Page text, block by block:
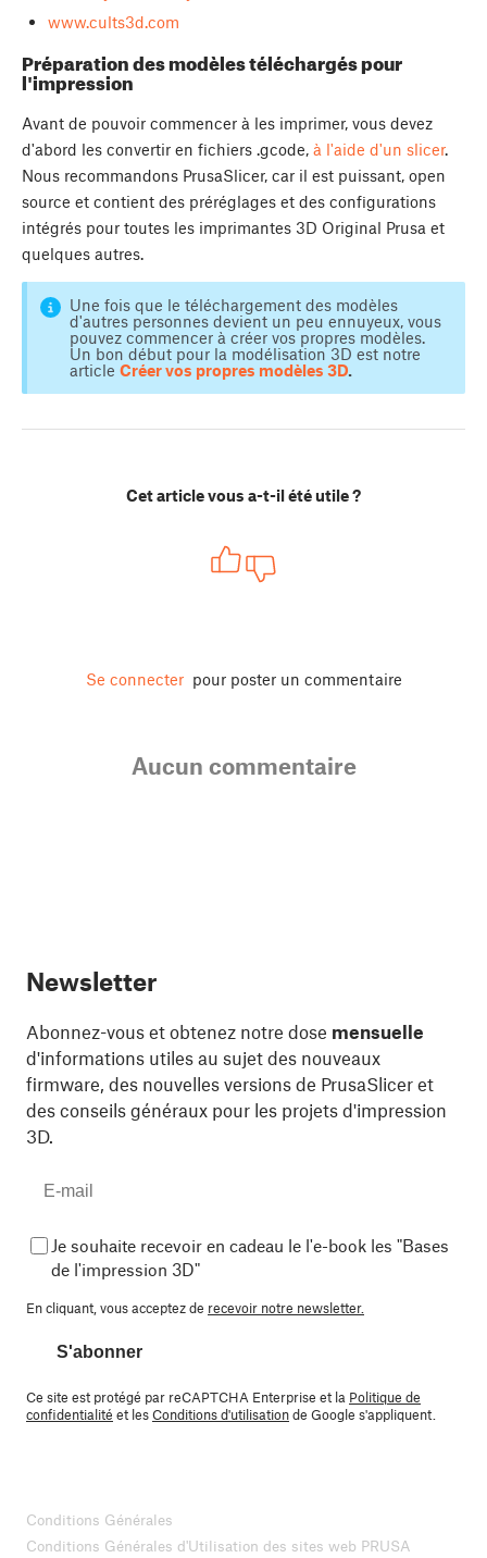
www.cults3d.com
Préparation des modèles téléchargés pour
l'impression
Avant de pouvoir commencer à les imprimer, vous devez
d'abord les convertir en fichiers .gcode, à l'aide d'un slicer.
Nous recommandons PrusaSlicer, car il est puissant, open
source et contient des préréglages et des configurations
intégrés pour toutes les imprimantes 3D Original Prusa et
quelques autres.
Une fois que le téléchargement des modèles
d'autres personnes devient un peu ennuyeux, vous
pouvez commencer à créer vos propres modèles.
Un bon début pour la modélisation 3D est notre
article Créer vos propres modèles 3D.
Cet article vous a-t-il été utile ?
Se connecter pour poster un commentaire
Aucun commentaire
Newsletter
Abonnez-vous et obtenez notre dose mensuelle
d'informations utiles au sujet des nouveaux
firmware, des nouvelles versions de PrusaSlicer et
des conseils généraux pour les projets d'impression
3D.
Je souhaite recevoir en cadeau le l'e-book les "Bases
de l'impression 3D"
En cliquant, vous acceptez de recevoir notre newsletter.
S'abonner
Ce site est protégé par reCAPTCHA Enterprise et la Politique de
confidentialité et lesConditions d'utilisationde Google s'appliquent.
Conditions Générales
Conditions Générales d'Utilisation des sites web PRUSA